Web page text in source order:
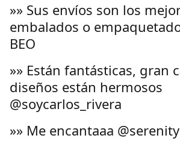
»» Sus envíos son los
embalados o
BEO
»» Están fantásticas, gran
diseños están hermosos
@soycarlos_rivera
»» Me encantaaa